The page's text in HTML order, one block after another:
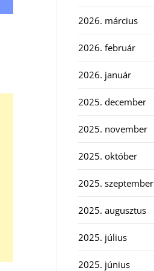
2026. március
2026. február
2026. január
2025. december
2025. november
2025. október
2025. szeptember
2025. augusztus
2025. július
2025. június